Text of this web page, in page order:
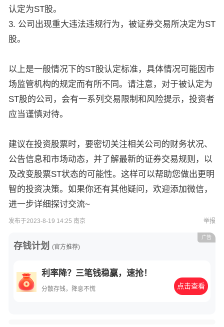
认定为ST股。
3. 公司出现重大违法违规行为，被证券交易所决定为ST
股。
以上是一般情况下的ST股认定标准，具体情况可能因市
场监管机构的规定而有所不同。请注意，对于被认定为
ST股的公司，会有一系列交易限制和风险提示，投资者
应当谨慎对待。
建议在投资股票时，要密切关注相关公司的财务状况、
公告信息和市场动态，并了解最新的证券交易规则，以
及改变股票ST状态的可能性。这样可以帮助您做出更明
智的投资决策。如果你还有其他疑问，欢迎添加微信，
进一步详细探讨交流~
发布于2023-8-19 14:25 南京 举报
存钱计划 (官方推荐)
利率降？三笔钱稳赢，速抢！
分散存钱，降息不慌 点击查看
广告